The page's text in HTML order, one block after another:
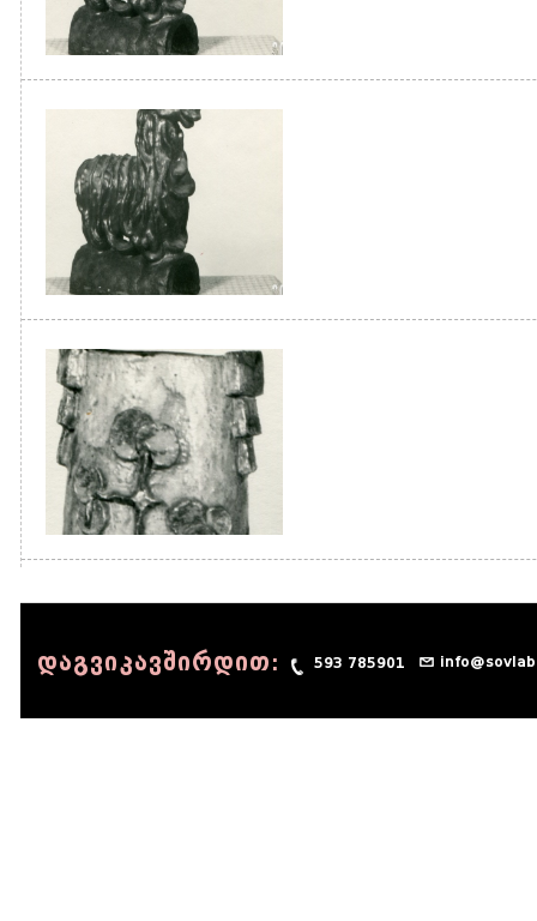
დაგვიკავშირდით: 593 785901